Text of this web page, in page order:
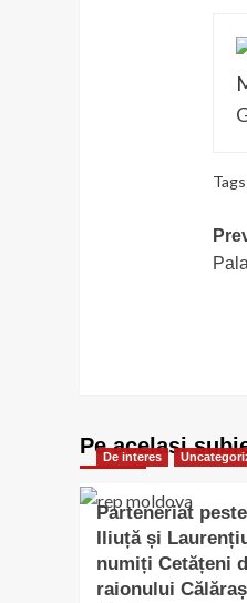
Pe acelasi
De interes
Parteneriat
Iliuță și
numiți Cetățeni
raionului